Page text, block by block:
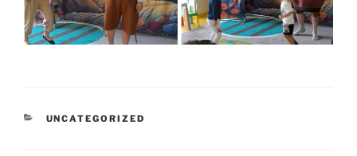
KATEGORIE
UNCATEGORIZED